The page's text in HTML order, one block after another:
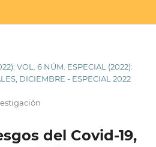
VOL. 6 NÚM. ESPECIAL (2022):
DICIEMBRE - ESPECIAL 2022
del Covid-19,